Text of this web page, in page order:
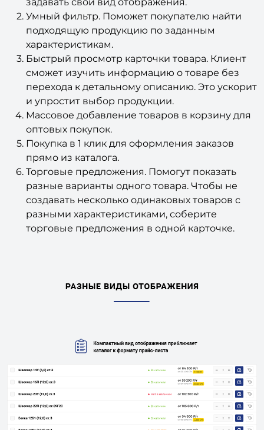
задавать свой вид отображения.
Умный фильтр. Поможет покупателю найти
подходящую продукцию по заданным
характеристикам.
Быстрый просмотр карточки товара. Клиент
сможет изучить информацию о товаре без
перехода к детальному описанию. Это ускорит
и упростит выбор продукции.
Массовое добавление товаров в корзину для
оптовых покупок.
Покупка в 1 клик для оформления заказов
прямо из каталога.
Торговые предложения. Помогут показать
разные варианты одного товара. Чтобы не
создавать несколько одинаковых товаров с
разными характеристиками, соберите
торговые предложения в одной карточке.